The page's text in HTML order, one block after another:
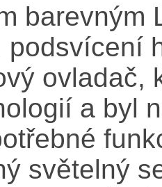
barevným
podsvícení
ovladač,
a byl
světelný